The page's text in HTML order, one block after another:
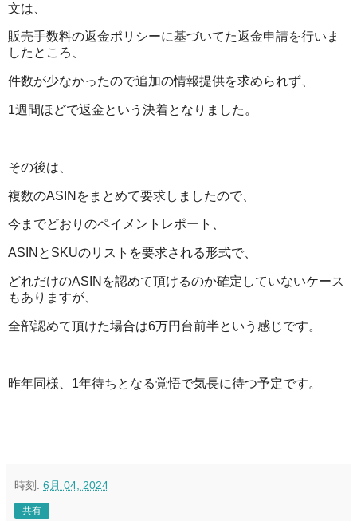
文は、
販売手数料の返金ポリシーに基づいてた返金申請を行いま
したところ、
件数が少なかったので追加の情報提供を求められず、
1週間ほどで返金という決着となりました。
その後は、
複数のASINをまとめて要求しましたので、
今までどおりのペイメントレポート、
ASINとSKUのリストを要求される形式で、
どれだけのASINを認めて頂けるのか確定していないケース
もありますが、
全部認めて頂けた場合は6万円台前半という感じです。
昨年同様、1年待ちとなる覚悟で気長に待つ予定です。
時刻: 6月 04, 2024
共有